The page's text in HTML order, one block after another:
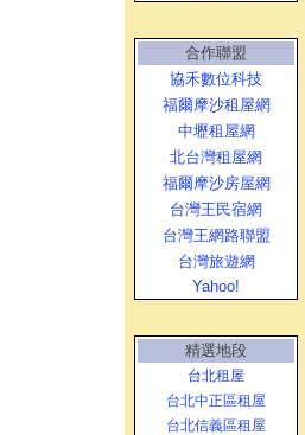
合作聯盟
協禾數位科技
福爾摩沙租屋網
中壢租屋網
北台灣租屋網
福爾摩沙房屋網
台灣王民宿網
台灣王網路聯盟
台灣旅遊網
Yahoo!
精選地段
台北租屋
台北中正區租屋
台北信義區租屋